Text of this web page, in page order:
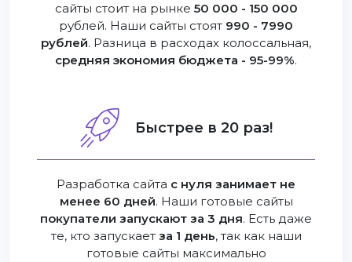
сайты стоит на рынке 50 000 - 150 000
рублей. Наши сайты стоят 990 - 7990
рублей. Разница в расходах колоссальная,
средняя экономия бюджета - 95-99%.
Быстрее в 20 раз!
Разработка сайта с нуля занимает не
менее 60 дней. Наши готовые сайты
покупатели запускают за 3 дня. Есть даже
те, кто запускает за 1 день, так как наши
готовые сайты максимально